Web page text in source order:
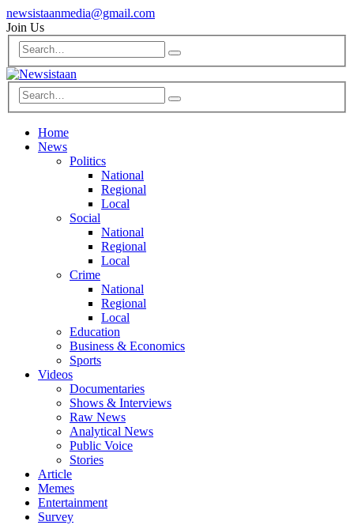
newsistaanmedia@gmail.com
Join Us
Home
News
Politics
National
Regional
Local
Social
National
Regional
Local
Crime
National
Regional
Local
Education
Business & Economics
Sports
Videos
Documentaries
Shows & Interviews
Raw News
Analytical News
Public Voice
Stories
Article
Memes
Entertainment
Survey